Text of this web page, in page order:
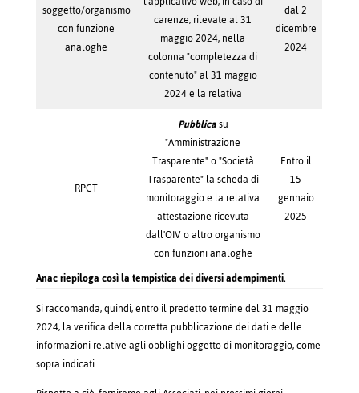
soggetto/organismo
con funzione
analoghe
carenze, rilevate al 31
maggio 2024, nella
colonna "completezza di
contenuto" al 31 maggio
2024 e la relativa
dal 2
dicembre
2024
RPCT
Pubblicasu
"Amministrazione
Trasparente" o "Società
Trasparente" la scheda di
monitoraggio e la relativa
attestazione ricevuta
dall'OIV o altro organismo
con funzioni analoghe
Entro il
15
gennaio
2025
Anac riepiloga così la tempistica dei diversi adempimenti.
Si raccomanda, quindi, entro il predetto termine del 31 maggio
2024, la verifica della corretta pubblicazione dei dati e delle
informazioni relative agli obblighi oggetto di monitoraggio, come
sopra indicati.